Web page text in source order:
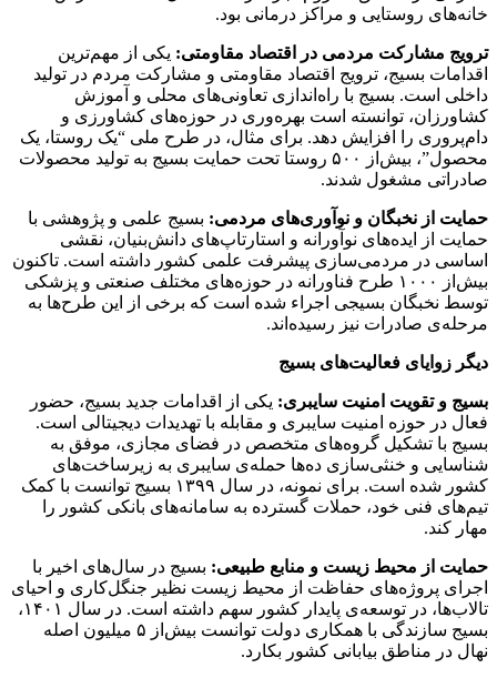
خانه‌های روستایی و مراکز درمانی بود.
ترویج مشارکت مردمی در اقتصاد مقاومتی: یکی از مهم‌ترین
اقدامات بسیج، ترویج اقتصاد مقاومتی و مشارکت مردم در تولید
داخلی است. بسیج با راه‌اندازی تعاونی‌های محلی و آموزش
کشاورزان، توانسته است بهره‌وری در حوزه‌های کشاورزی و
دام‌پروری را افزایش دهد. برای مثال، در طرح ملی “یک روستا، یک
محصول”، بیش‌از ۵۰۰ روستا تحت حمایت بسیج به تولید محصولات
صادراتی مشغول شدند.
حمایت از نخبگان و نوآوری‌های مردمی: بسیج علمی و پژوهشی با
حمایت از ایده‌های نوآورانه و استارتاپ‌های دانش‌بنیان، نقشی
اساسی در مردمی‌سازی پیشرفت علمی کشور داشته است. تاکنون
بیش‌از ۱۰۰۰ طرح فناورانه در حوزه‌های مختلف صنعتی و پزشکی
توسط نخبگان بسیجی اجراء شده است که برخی از این طرح‌ها به
مرحله‌ی صادرات نیز رسیده‌اند.
دیگر زوایای فعالیت‌های بسیج
بسیج و تقویت امنیت سایبری: یکی از اقدامات جدید بسیج، حضور
فعال در حوزه امنیت سایبری و مقابله با تهدیدات دیجیتالی است.
بسیج با تشکیل گروه‌های متخصص در فضای مجازی، موفق به
شناسایی و خنثی‌سازی ده‌ها حمله‌ی سایبری به زیرساخت‌های
کشور شده است. برای نمونه، در سال ۱۳۹۹ بسیج توانست با کمک
تیم‌های فنی خود، حملات گسترده به سامانه‌های بانکی کشور را
مهار کند.
حمایت از محیط زیست و منابع طبیعی: بسیج در سال‌های اخیر با
اجرای پروژه‌های حفاظت از محیط زیست نظیر جنگل‌کاری و احیای
تالاب‌ها، در توسعه‌ی پایدار کشور سهم داشته است. در سال ۱۴۰۱،
بسیج سازندگی با همکاری دولت توانست بیش‌از ۵ میلیون اصله
نهال در مناطق بیابانی کشور بکارد.